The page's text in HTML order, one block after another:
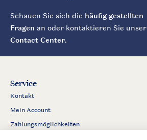
Schauen Sie sich die häufig gestellten
Fragen an oder kontaktieren Sie unser
Contact Center.
Service
Kontakt
Mein Account
Zahlungsmöglichkeiten